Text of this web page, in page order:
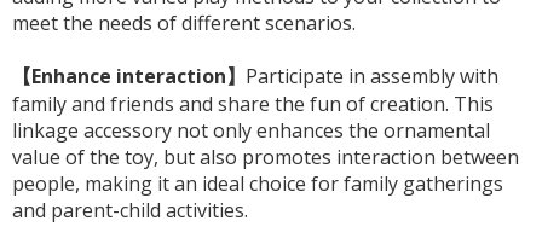
meet the needs of different scenarios.
【Enhance interaction】 Participate in assembly with
family and friends and share the fun of creation. This
linkage accessory not only enhances the ornamental
value of the toy, but also promotes interaction between
people, making it an ideal choice for family gatherings
and parent-child activities.